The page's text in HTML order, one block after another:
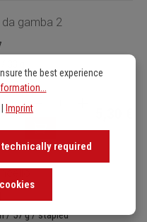
da gamba 2
/ 57 g / stapled
the best experience
Imprint
technically required